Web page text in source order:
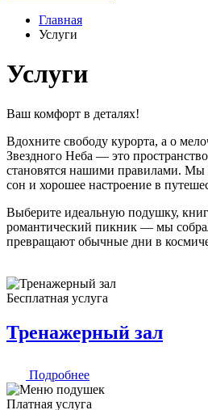
Главная
Услуги
Услуги
Ваш комфорт в деталях!
Вдохните свободу курорта, а о
Звездного Неба — это
становятся нашими правилами. Мы
сон и хорошее настроение в
Выберите идеальную подушку,
романтический пикник — мы
превращают обычные дни в
Бесплатная услуга
Тренажерный зал
Подробнее
Платная услуга